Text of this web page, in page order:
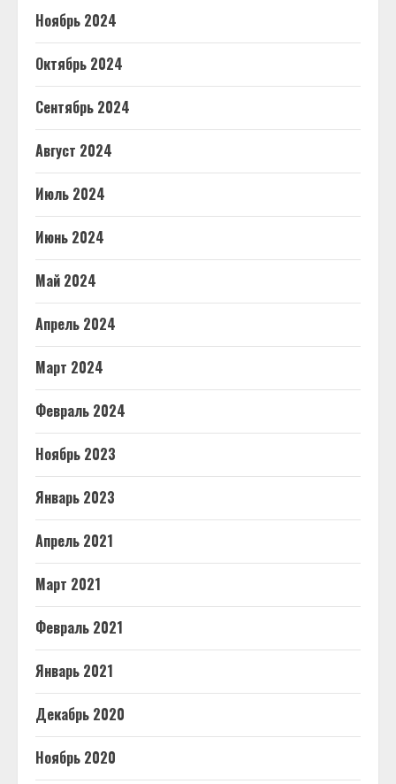
Ноябрь 2024
Октябрь 2024
Сентябрь 2024
Август 2024
Июль 2024
Июнь 2024
Май 2024
Апрель 2024
Март 2024
Февраль 2024
Ноябрь 2023
Январь 2023
Апрель 2021
Март 2021
Февраль 2021
Январь 2021
Декабрь 2020
Ноябрь 2020